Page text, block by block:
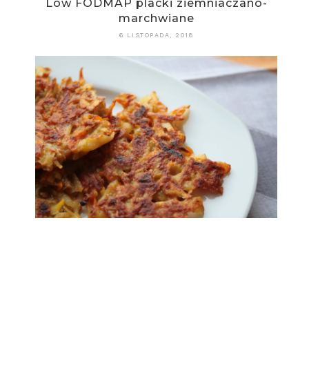
Low FODMAP placki ziemniaczano-
marchwiane
6 LISTOPADA, 2018